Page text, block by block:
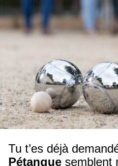
Tu t’es déjà
Pétanque semblent